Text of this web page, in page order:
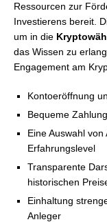
Ressourcen zur
Investierens bereit.
um in die
das Wissen zu
Engagement am
Kontoeröffnung
Bequeme
Eine Auswahl
Erfahrungslevel
Transparente
historischen
Einhaltung
Anleger